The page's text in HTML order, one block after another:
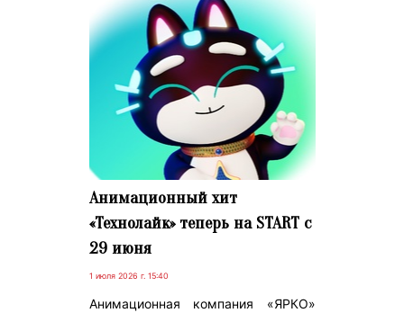
Анимационный хит
«Технолайк» теперь на START с
29 июня
1 июля 2026 г. 15:40
Анимационная компания «ЯРКО»